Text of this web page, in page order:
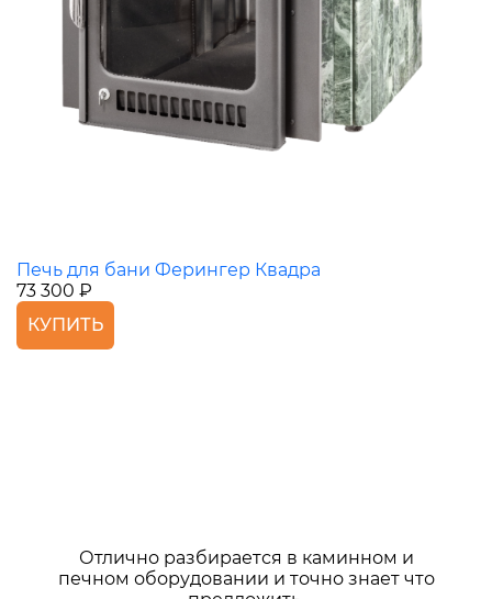
Печь для бани Ферингер Квадра
73 300 ₽
КУПИТЬ
Отлично разбирается в каминном и
печном оборудовании и точно знает что